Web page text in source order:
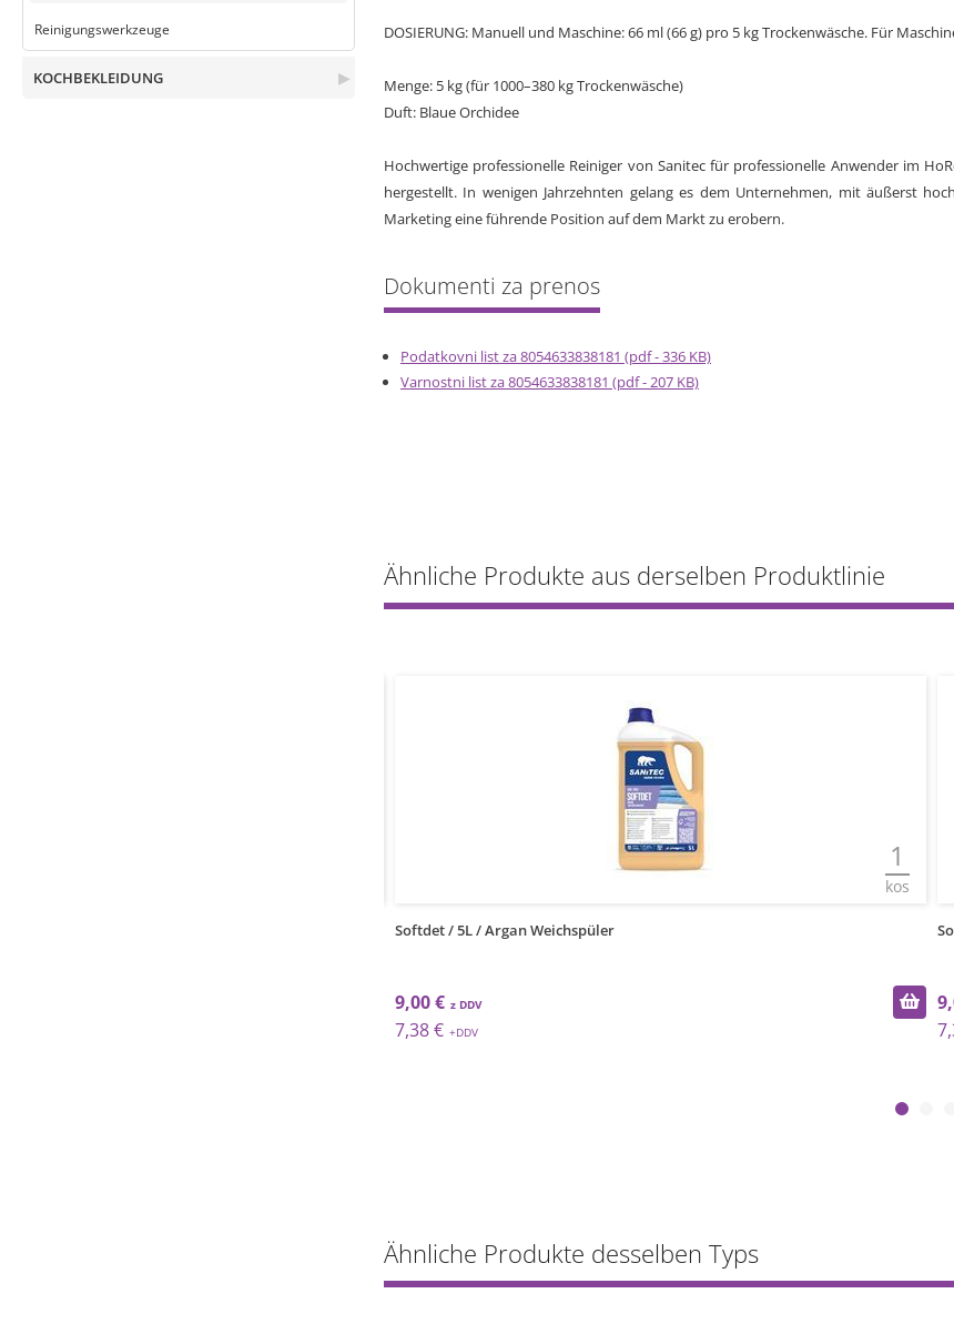
Reinigungswerkzeuge
▶
KOCHBEKLEIDUNG
DOSIERUNG: Manuell und Maschine: 66 ml (66 g) pro 5 kg Trockenwäsche. Für
Menge: 5 kg (für 1000–380 kg Trockenwäsche)
Duft: Blaue Orchidee
Hochwertige professionelle Reiniger von Sanitec für professionelle Anwender im
hergestellt. In wenigen Jahrzehnten gelang es dem Unternehmen, mit äußerst
Marketing eine führende Position auf dem Markt zu erobern.
Podatkovni list za 8054633838181 (pdf - 336 KB)
Varnostni list za 8054633838181 (pdf - 207 KB)
Ähnliche Produkte aus derselben Produktlinie
1
kos
Softdet / 5L / Argan Weichspüler
9,00 €
7,38 €
Ähnliche Produkte desselben Typs